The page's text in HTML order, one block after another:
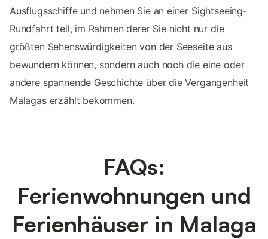
Ausflugsschiffe und nehmen Sie an einer Sightseeing-
Rundfahrt teil, im Rahmen derer Sie nicht nur die
größten Sehenswürdigkeiten von der Seeseite aus
bewundern können, sondern auch noch die eine oder
andere spannende Geschichte über die Vergangenheit
Malagas erzählt bekommen.
FAQs:
Ferienwohnungen und
Ferienhäuser in Malaga